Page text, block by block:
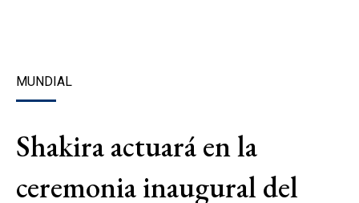
MUNDIAL
Shakira actuará en la
ceremonia inaugural del